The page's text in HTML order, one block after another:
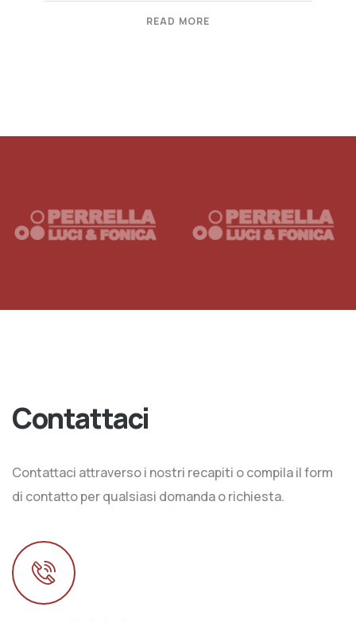
READ MORE
Contattaci
Contattaci attraverso i nostri recapiti o compila il form
di contatto per qualsiasi domanda o richiesta.